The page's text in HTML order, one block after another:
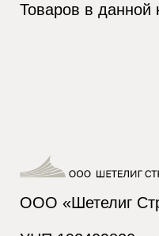
Товаров в данной
ООО «Шетелиг